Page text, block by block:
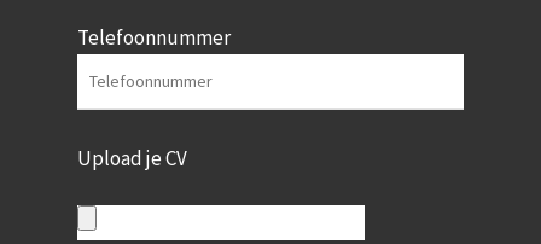
Telefoonnummer
Upload je CV